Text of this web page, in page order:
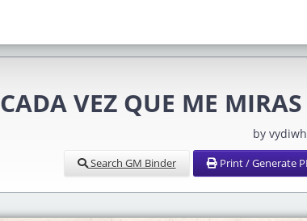
CADA VEZ QUE ME
by
Search GM Binder Print / Generate